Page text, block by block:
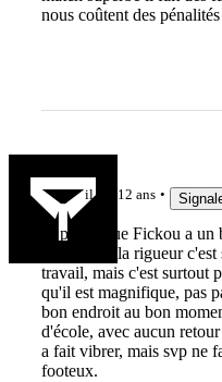
nous coûtent des
il y a 12 ans
Je pense que Fickou a
arrêter!!! a la rigueur
travail, mais c'est surtout
qu'il est magnifique, pas
bon endroit au bon
d'école, avec aucun
a fait vibrer, mais svp ne
footeux.